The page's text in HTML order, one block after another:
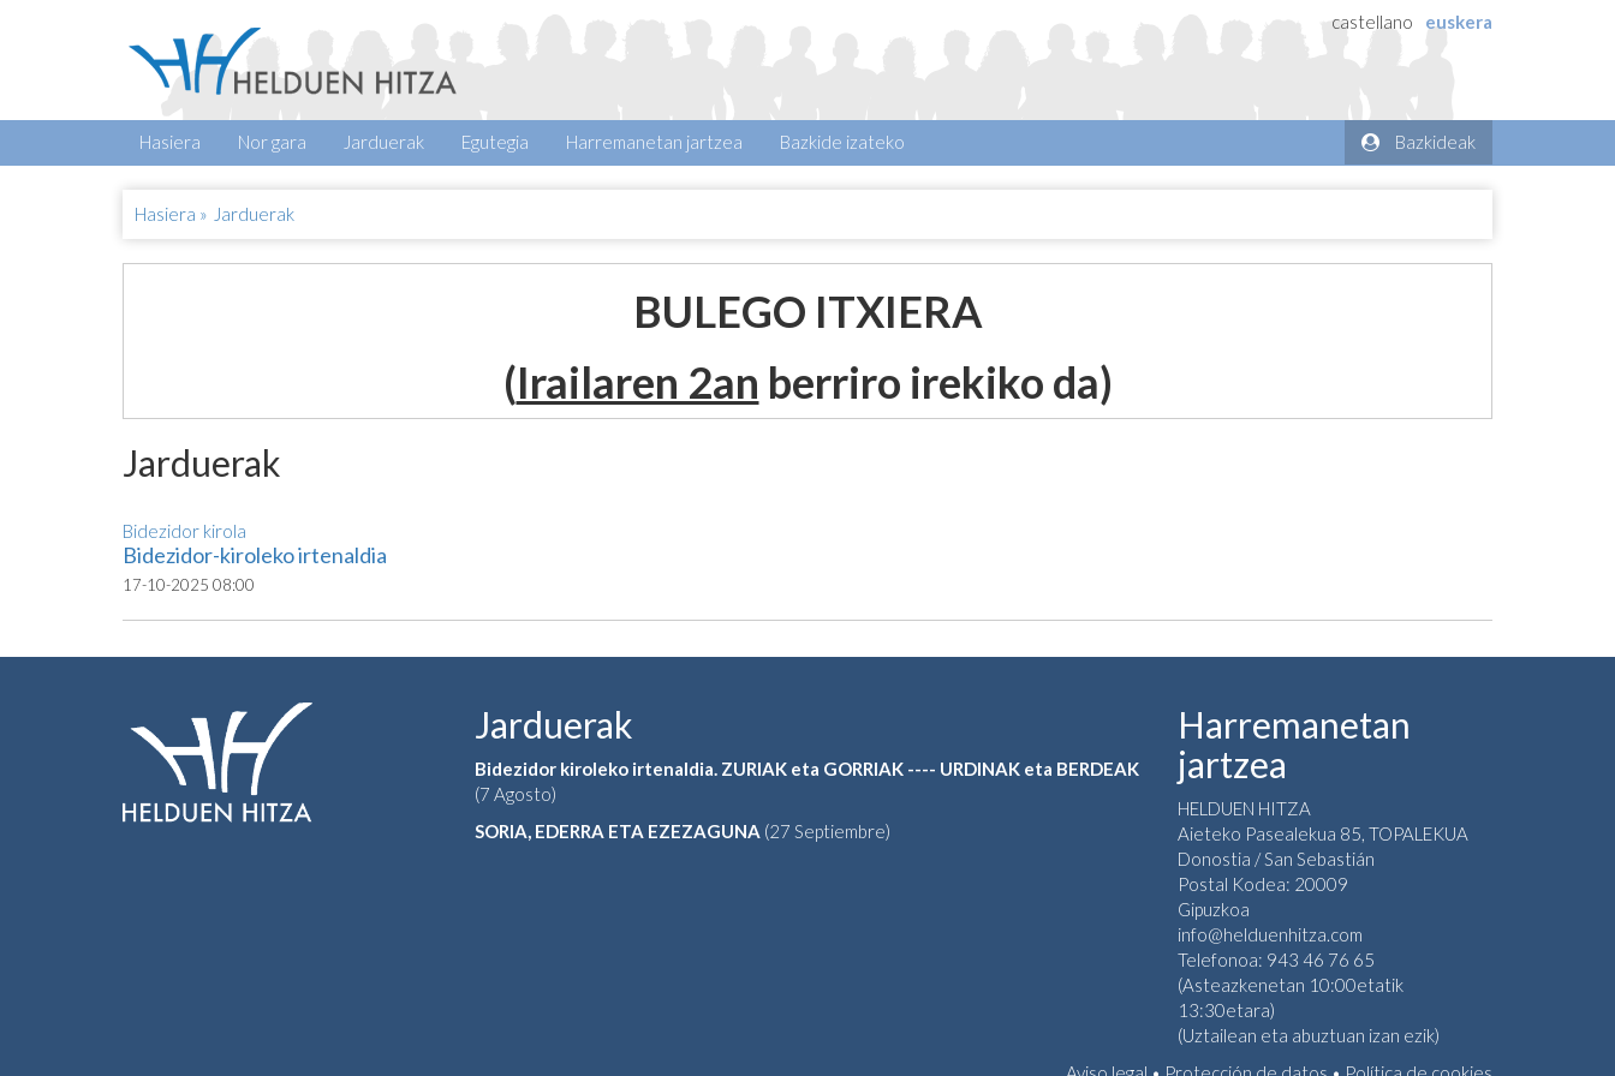
castellano euskera
Hasiera Nor gara Jarduerak Egutegia Harremanetan jartzea Bazkide izateko Bazkideak
Hasiera » Jarduerak
BULEGO ITXIERA
(Irailaren 2an berriro irekiko da)
Jarduerak
Bidezidor kirola
Bidezidor-kiroleko irtenaldia
17-10-2025 08:00
Jarduerak
Bidezidor kiroleko irtenaldia. ZURIAK eta GORRIAK ---- URDINAK eta BERDEAK
(7 Agosto)
SORIA, EDERRA ETA EZEZAGUNA (27 Septiembre)
Harremanetan
jartzea
HELDUEN HITZA
Aieteko Pasealekua 85, TOPALEKUA
Donostia / San Sebastián
Postal Kodea: 20009
Gipuzkoa
info@helduenhitza.com
Telefonoa: 943 46 76 65
(Asteazkenetan 10:00etatik
13:30etara)
(Uztailean eta abuztuan izan ezik)